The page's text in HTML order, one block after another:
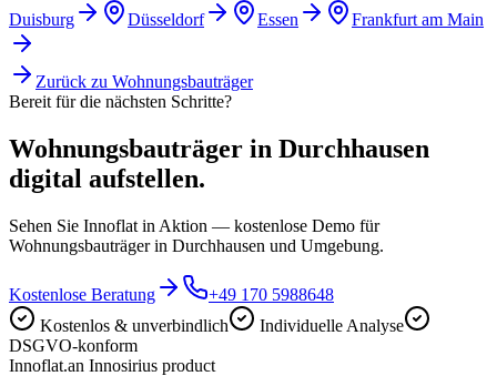
Duisburg
Düsseldorf Essen Frankfurt am Main
Zurück zu Wohnungsbauträger
Bereit für die nächsten Schritte?
Wohnungsbauträger in Durchhausen
digital aufstellen.
Sehen Sie Innoflat in Aktion — kostenlose Demo für
Wohnungsbauträger in Durchhausen und Umgebung.
Kostenlose Beratung
+49 170 5988648
Kostenlos & unverbindlich
Individuelle Analyse
DSGVO-konform
Innoflat.an Innosirius product